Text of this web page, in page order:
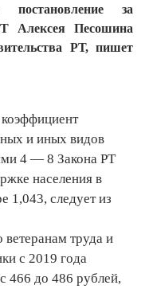
постановление за
Алексея Песошина
РТ, пишет
и иных видов
4 — 8 Закона РТ
населения в
1,043, следует из
ветеранам труда и
с 2019 года
466 до 486 рублей,